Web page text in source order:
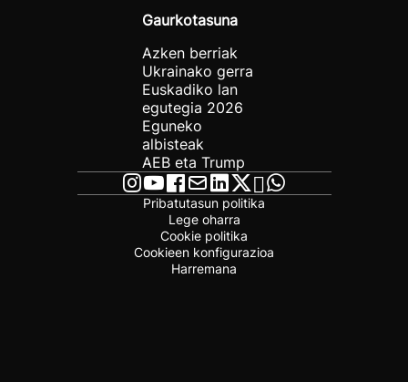
Gaurkotasuna
Azken berriak
Ukrainako gerra
Euskadiko lan
egutegia 2026
Eguneko
albisteak
AEB eta Trump
Pribatutasun politika
Lege oharra
Cookie politika
Cookieen konfigurazioa
Harremana